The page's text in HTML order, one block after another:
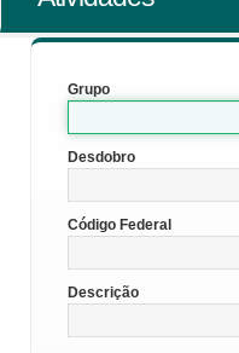
Grupo
Desdobro
Código Federal
Descrição